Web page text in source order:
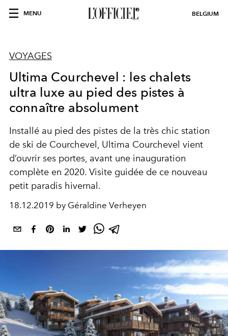
MENU BELGIUM
VOYAGES
Ultima Courchevel : les chalets
ultra luxe au pied des pistes à
connaître absolument
Installé au pied des pistes de la très chic station
de ski de Courchevel, Ultima Courchevel vient
d’ouvrir ses portes, avant une inauguration
complète en 2020. Visite guidée de ce nouveau
petit paradis hivernal.
18.12.2019 by Géraldine Verheyen